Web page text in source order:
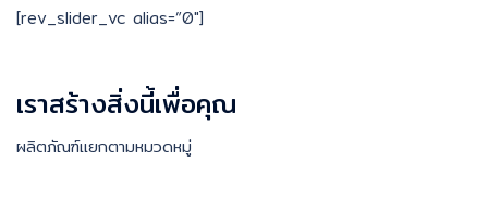
[rev_slider_vc alias=”0″]
เราสร้างสิ่งนี้เพื่อคุณ
ผลิตภัณฑ์แยกตามหมวดหมู่